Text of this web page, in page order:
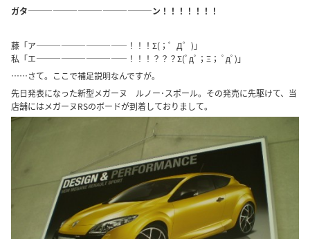
ガタ―――――――――――――――ン！！！！ ！！！
藤「ア―――――――――――！！！Σ(；゜Д゜)」
私「エ―――――――――――！！！？？？Σ(ﾟдﾟ；Ξ； ﾟдﾟ)」
……さて。ここで補足説明なんですが。
先日発表になった新型メガーヌ ルノー･スポール。その発売に先駆けて、当
店舗にはメガーヌRSのボードが到着しておりまして。